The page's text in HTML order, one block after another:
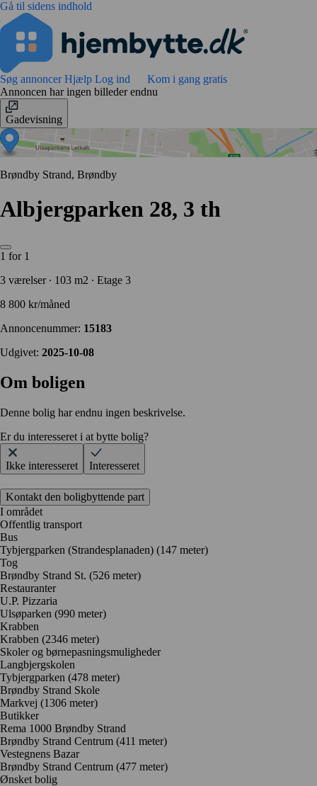
Gå til sidens indhold
Søg annoncerHjælp Log ind
Kom i gang gratis
Annoncen har ingen billeder endnu
Gadevisning
Brøndby Strand, Brøndby
Albjergparken 28, 3 th
1 for 1
3 værelser ∙ 103 m2 ∙ Etage 3
8 800 kr/måned
Annoncenummer: 15183
Udgivet: 2025-10-08
Om boligen
Denne bolig har endnu ingen beskrivelse.
Er du interesseret i at bytte bolig?
Ikke interesseret Interesseret
Kontakt den boligbyttende part
I området
Offentlig transport
Bus
Tybjergparken (Strandesplanaden) (147 meter)
Tog
Brøndby Strand St. (526 meter)
Restauranter
U.P. Pizzaria
Ulsøparken (990 meter)
Krabben
Krabben (2346 meter)
Skoler og børnepasningsmuligheder
Langbjergskolen
Tybjergparken (478 meter)
Brøndby Strand Skole
Markvej (1306 meter)
Butikker
Rema 1000 Brøndby Strand
Brøndby Strand Centrum (411 meter)
Vestegnens Bazar
Brøndby Strand Centrum (477 meter)
Ønsket bolig